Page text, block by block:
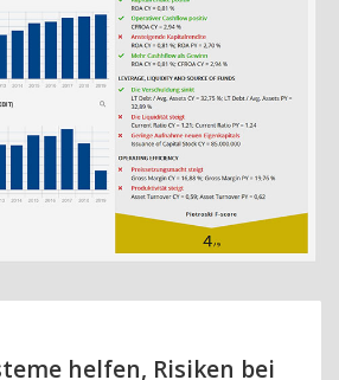
helfen, Risiken bei